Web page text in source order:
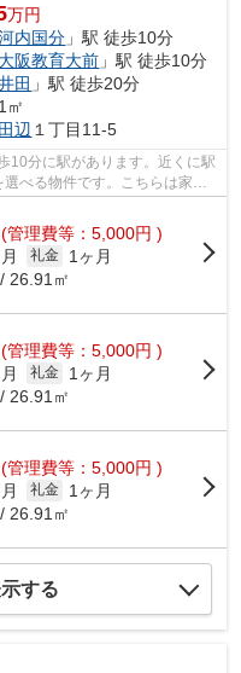
万円
内国分 」駅 徒歩10分
大阪教育大前 」駅 徒歩10分
田 」駅 徒歩20分
㎡
田辺 １丁目11-5
10分に駅があります。近くに駅
べる物件です。こちらは家賃
(管理費等：5,000円 )
礼金
1ヶ月
26.91㎡
(管理費等：5,000円 )
礼金
1ヶ月
26.91㎡
(管理費等：5,000円 )
礼金
1ヶ月
26.91㎡
する